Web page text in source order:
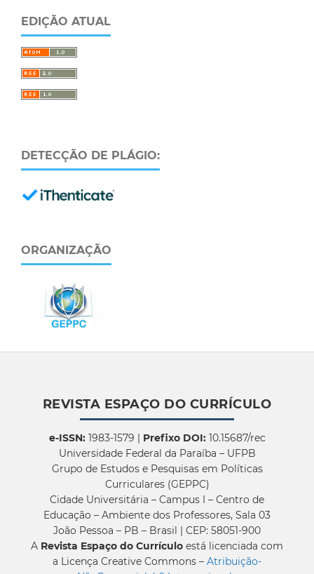
EDIÇÃO ATUAL
DETECÇÃO DE PLÁGIO:
ORGANIZAÇÃO
REVISTA ESPAÇO DO CURRÍCULO
e-ISSN:1983-1579 | Prefixo DOI:10.15687/rec
Universidade Federal da Paraíba – UFPB
Grupo de Estudos e Pesquisas em Políticas
Curriculares (GEPPC)
Cidade Universitária – Campus I – Centro de
Educação – Ambiente dos Professores, Sala 03
João Pessoa – PB – Brasil | CEP: 58051-900
A Revista Espaço do Currículo está licenciada com
a Licença Creative Commons – Atribuição-